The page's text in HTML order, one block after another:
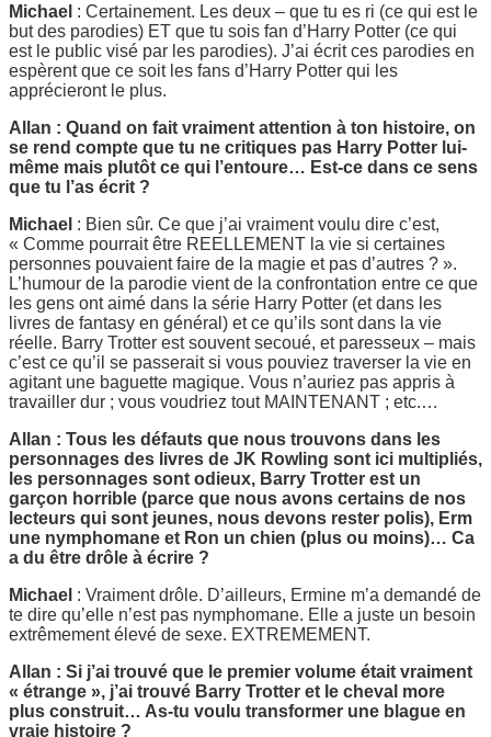
Michael : Certainement. Les deux – que tu es ri (ce qui est le
but des parodies) ET que tu sois fan d’Harry Potter (ce qui
est le public visé par les parodies). J’ai écrit ces parodies en
espèrent que ce soit les fans d’Harry Potter qui les
apprécieront le plus.
Allan : Quand on fait vraiment attention à ton histoire, on
se rend compte que tu ne critiques pas Harry Potter lui-
même mais plutôt ce qui l’entoure… Est-ce dans ce sens
que tu l’as écrit ?
Michael : Bien sûr. Ce que j’ai vraiment voulu dire c’est,
« Comme pourrait être REELLEMENT la vie si certaines
personnes pouvaient faire de la magie et pas d’autres ? ».
L’humour de la parodie vient de la confrontation entre ce que
les gens ont aimé dans la série Harry Potter (et dans les
livres de fantasy en général) et ce qu’ils sont dans la vie
réelle. Barry Trotter est souvent secoué, et paresseux – mais
c’est ce qu’il se passerait si vous pouviez traverser la vie en
agitant une baguette magique. Vous n’auriez pas appris à
travailler dur ; vous voudriez tout MAINTENANT ; etc.…
Allan : Tous les défauts que nous trouvons dans les
personnages des livres de JK Rowling sont ici multipliés,
les personnages sont odieux, Barry Trotter est un
garçon horrible (parce que nous avons certains de nos
lecteurs qui sont jeunes, nous devons rester polis), Erm
une nymphomane et Ron un chien (plus ou moins)… Ca
a du être drôle à écrire ?
Michael : Vraiment drôle. D’ailleurs, Ermine m’a demandé de
te dire qu’elle n’est pas nymphomane. Elle a juste un besoin
extrêmement élevé de sexe. EXTREMEMENT.
Allan : Si j’ai trouvé que le premier volume était vraiment
« étrange », j’ai trouvé Barry Trotter et le cheval more
plus construit… As-tu voulu transformer une blague en
vraie histoire ?